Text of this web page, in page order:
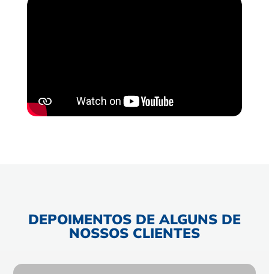
DEPOIMENTOS DE ALGUNS DE
NOSSOS CLIENTES